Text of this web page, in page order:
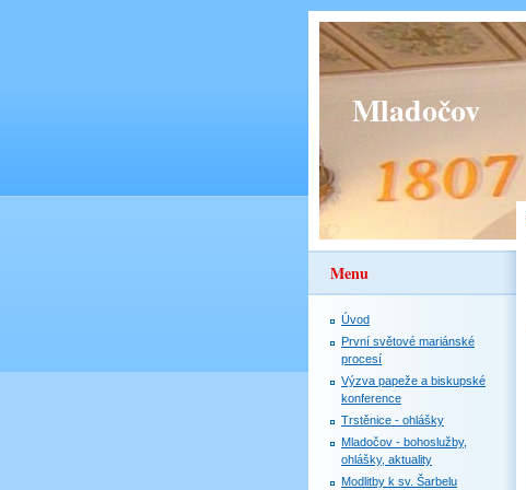
Mladočov
Menu
Úvod
První světové mariánské
procesí
Výzva papeže a biskupské
konference
Trstěnice - ohlášky
Mladočov - bohoslužby,
ohlášky, aktuality
Modlitby k sv. Šarbelu